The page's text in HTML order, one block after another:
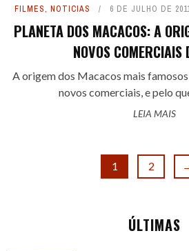
FILMES, NOTICIAS 6 DE JULHO DE
PLANETA DOS MACACOS: A
NOVOS COMERCIAIS
A origem dos Macacos mais
novos comerciais, e pelo
LEIA MAIS
1 2
ÚLTIMAS